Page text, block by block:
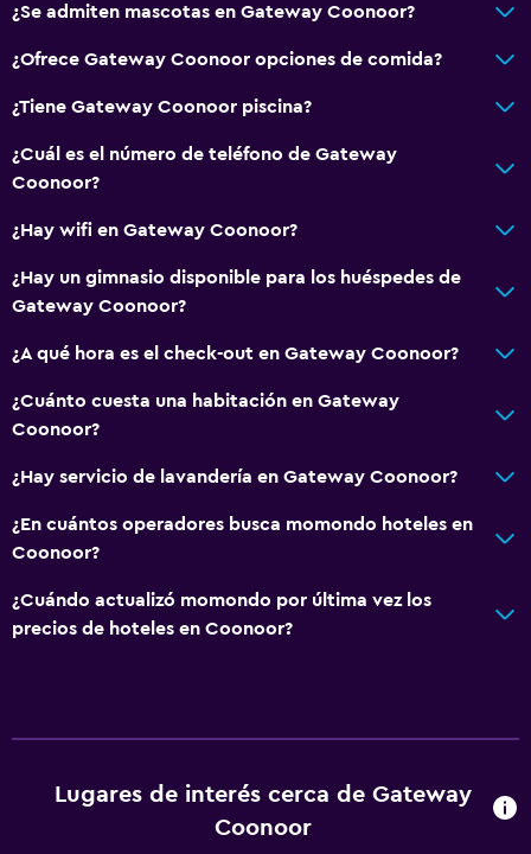
¿Se admiten mascotas en Gateway Coonoor?
¿Ofrece Gateway Coonoor opciones de comida?
¿Tiene Gateway Coonoor piscina?
¿Cuál es el número de teléfono de Gateway
Coonoor?
¿Hay wifi en Gateway Coonoor?
¿Hay un gimnasio disponible para los huéspedes de
Gateway Coonoor?
¿A qué hora es el check-out en Gateway Coonoor?
¿Cuánto cuesta una habitación en Gateway
Coonoor?
¿Hay servicio de lavandería en Gateway Coonoor?
¿En cuántos operadores busca momondo hoteles en
Coonoor?
¿Cuándo actualizó momondo por última vez los
precios de hoteles en Coonoor?
Lugares de interés cerca de Gateway
Coonoor